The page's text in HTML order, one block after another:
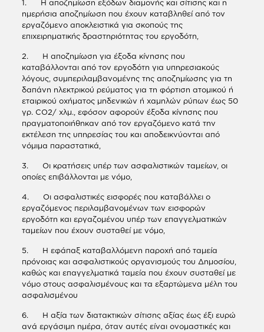
1. Η αποζημίωση εξόδων διαμονής και σίτισης και η
ημερήσια αποζημίωση που έχουν καταβληθεί από τον
εργαζόμενο αποκλειστικά για σκοπούς της
επιχειρηματικής δραστηριότητας του εργοδότη,
2. Η αποζημίωση για έξοδα κίνησης που
καταβάλλονται από τον εργοδότη για υπηρεσιακούς
λόγους, συμπεριλαμβανομένης της αποζημίωσης για τη
δαπάνη ηλεκτρικού ρεύματος για τη φόρτιση ατομικού ή
εταιρικού οχήματος μηδενικών ή χαμηλών ρύπων έως 50
γρ. CO2/ χλμ., εφόσον αφορούν έξοδα κίνησης που
πραγματοποιήθηκαν από τον εργαζόμενο κατά την
εκτέλεση της υπηρεσίας του και αποδεικνύονται από
νόμιμα παραστατικά,
3. Οι κρατήσεις υπέρ των ασφαλιστικών ταμείων, οι
οποίες επιβάλλονται με νόμο,
4. Οι ασφαλιστικές εισφορές που καταβάλλει ο
εργαζόμενος περιλαμβανομένων των εισφορών
εργοδότη και εργαζομένου υπέρ των επαγγελματικών
ταμείων που έχουν συσταθεί με νόμο,
5. Η εφάπαξ καταβαλλόμενη παροχή από ταμεία
πρόνοιας και ασφαλιστικούς οργανισμούς του Δημοσίου,
καθώς και επαγγελματικά ταμεία που έχουν συσταθεί με
νόμο στους ασφαλισμένους και τα εξαρτώμενα μέλη του
ασφαλισμένου
6. Η αξία των διατακτικών σίτισης αξίας έως έξι ευρώ
ανά εργάσιμη ημέρα, όταν αυτές είναι ονομαστικές και